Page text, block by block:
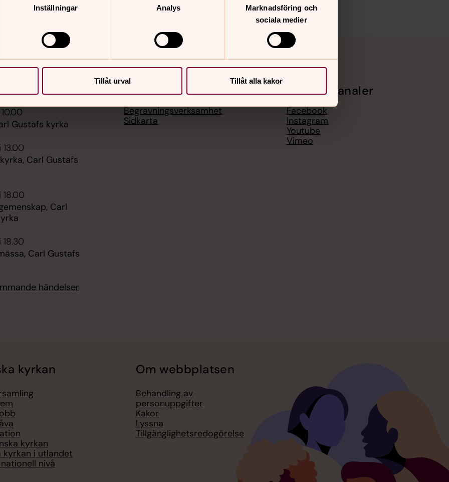
Inställningar Analys
Marknadsföring och
sociala medier
Tillåt urval Tillåt alla kakor
Gustafs kyrka
13.00
Carl Gustafs
18.00
Carl
18.30
Carl Gustafs
händelser
Hitta snabbt
Begravningsverksamhet
Sidkarta
Sociala kanaler
Facebook
Instagram
Youtube
Vimeo
kyrkan
kyrkan
kyrkan i utlandet
nivå
Om webbplatsen
Behandling av
personuppgifter
Kakor
Lyssna
Tillgänglighetsredogörelse